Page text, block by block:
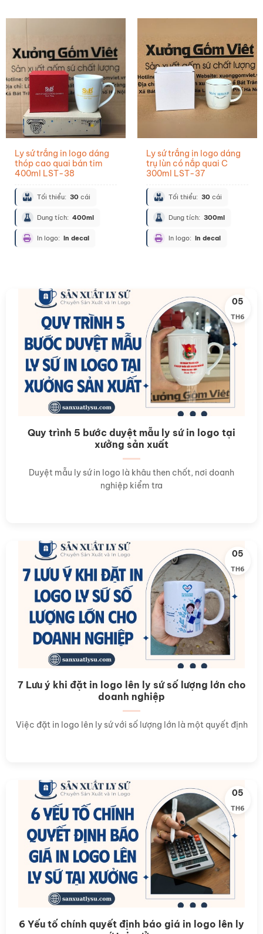
Ly sứ trắng in logo dáng
thóp cao quai bán tim
400ml LST-38
Tối thiểu: 30cái
Dung tích: 400ml
In logo: In decal
Ly sứ trắng in logo dáng
trụ lùn có nắp quai C
300ml LST-37
Tối thiểu: 30cái
Dung tích: 300ml
In logo: In decal
Quy trình 5 bước duyệt mẫu ly sứ in logo tại
xưởng sản xuất
Duyệt mẫu ly sứ in logo là khâu then chốt, nơi doanh
nghiệp kiểm tra
05
TH6
7 Lưu ý khi đặt in logo lên ly sứ số lượng lớn cho
doanh nghiệp
Việc đặt in logo lên ly sứ với số lượng lớn là một quyết định
05
TH6
6 Yếu tố chính quyết định báo giá in logo lên ly
05
TH6